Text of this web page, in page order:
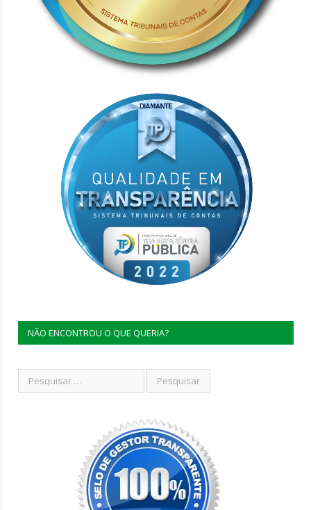
NÃO ENCONTROU O QUE QUERIA?